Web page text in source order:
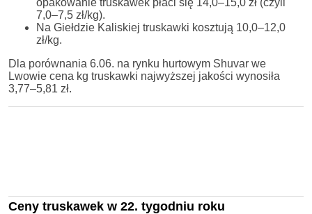
opakowanie truskawek płaci się 14,0–15,0 zł (czyli
7,0–7,5 zł/kg).
Na Giełdzie Kaliskiej truskawki kosztują 10,0–12,0
zł/kg.
Dla porównania 6.06. na rynku hurtowym Shuvar we
Lwowie cena kg truskawki najwyższej jakości wynosiła
3,77–5,81 zł.
Ceny truskawek w 22. tygodniu roku